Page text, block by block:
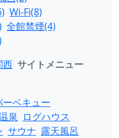
Wi-Fi(8)
全館禁煙(4)
西 サイトメニュー
ーベキュー
泉 ログハウス
サウナ 露天風呂